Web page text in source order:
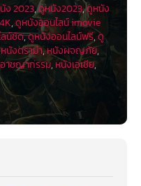
ง 2023,ดูหนัง2023,ดูหนัง
,ดูหนังออนไลน์ imovie
น์ชัด,ดูหนังออนไลน์ฟรี,ดู
หนังดราม่า,หนังผจญภัย,
าชญากรรม, หนังเอเชีย,